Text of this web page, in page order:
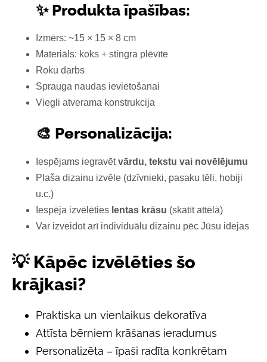
✨ Produkta īpašības:
Izmērs: ~15 × 15 × 8 cm
Materiāls: koks + stingra plēvīte
Roku darbs
Sprauga naudas ievietošanai
Viegli atverama konstrukcija
🎨 Personalizācija:
Iespējams iegravētvārdu, tekstu vai novēlējumu
Plaša dizainu izvēle (dzīvnieki, pasaku tēli, hobiji
u.c.)
Iespēja izvēlēties lentas krāsu (skatīt attēlā)
Var izveidot arī individuālu dizainu pēc Jūsu idejas
💡 Kāpēc izvēlēties šo
krājkasi?
Praktiska un vienlaikus dekoratīva
Attīsta bērniem krāšanas ieradumus
Personalizēta – īpaši radīta konkrētam